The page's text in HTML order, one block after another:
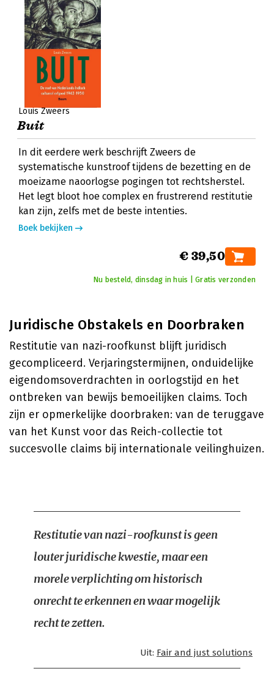
Louis Zweers
Buit
In dit eerdere werk beschrijft Zweers de
systematische kunstroof tijdens de bezetting en de
moeizame naoorlogse pogingen tot rechtsherstel.
Het legt bloot hoe complex en frustrerend restitutie
kan zijn, zelfs met de beste intenties.
Boek bekijken
€ 39,50
Nu besteld, dinsdag in huis | Gratis verzonden
Juridische Obstakels en Doorbraken
Restitutie van nazi-roofkunst blijft juridisch
gecompliceerd. Verjaringstermijnen, onduidelijke
eigendomsoverdrachten in oorlogstijd en het
ontbreken van bewijs bemoeilijken claims. Toch
zijn er opmerkelijke doorbraken: van de teruggave
van het Kunst voor das Reich-collectie tot
succesvolle claims bij internationale veilinghuizen.
Restitutie van nazi-roofkunst is geen
louter juridische kwestie, maar een
morele verplichting om historisch
onrecht te erkennen en waar mogelijk
recht te zetten.
Uit: Fair and just solutions